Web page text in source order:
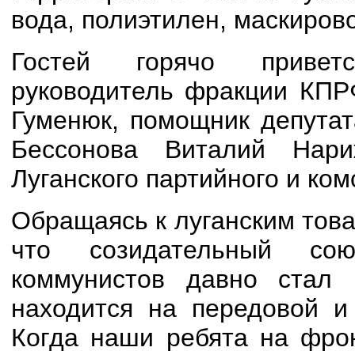
вода, полиэтилен,
Гостей горячо
руководитель фракции
Гуменюк, помощник
Бессонова Виталий
Луганского партийного и
Обращаясь к луганским
что созидательный
коммунистов давно
находится на передовой
Когда наши ребята на